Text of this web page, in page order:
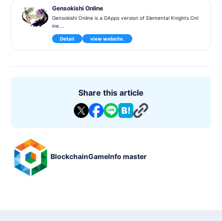
Gensokishi Online
Gensokishi Online is a DApps version of Elemental Knights Onl
ine.
It will be released for PC, Android, and iOS. Closed Alpha testi
ng is scheduled for May 2022.
kchain MMORPG based on the world of the 3D MMORPG 'Ele
t-selling mobile game in Taiwan in 2012.
- Genre: MMORPG, Online, 3D
- Supported Languages: Traditional Chinese, English, Japanes
- Exchanges: Bybit, Kraken, Gate.IO, KuCoin, MEXC, Uniswa
p, Quickswap, Hotbit
Detail view website.
Share this article
BlockchainGameInfo master